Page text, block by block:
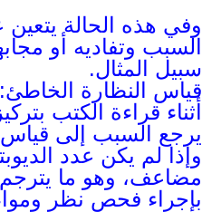
وفي هذه الحالة
السبب وتفاديه أو
سبيل المثال.
قياس النظارة
أثناء قراءة الكتب
يرجع السبب إلى
وإذا لم يكن عدد
مضاعف، وهو ما
بإجراء فحص نظر